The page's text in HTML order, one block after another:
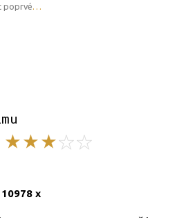
poprvé
x